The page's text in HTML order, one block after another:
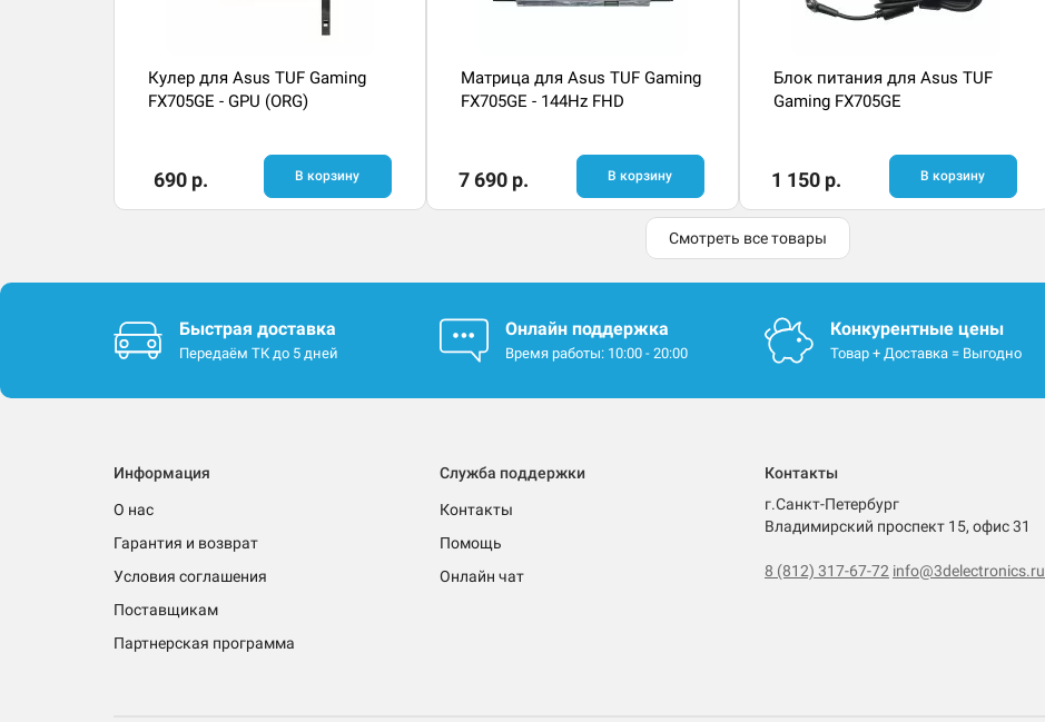
Кулер для Asus TUF Gaming
FX705GE - GPU (ORG)
690 р. В корзину
Матрица для Asus TUF Gaming
FX705GE - 144Hz FHD
7 690 р. В корзину
Блок питания для Asus TUF
Gaming FX705GE
1 150 р. В корзину
Смотреть все товары
Быстрая доставка
Передаём ТК до 5 дней
Онлайн поддержка
Время работы: 10:00 - 20:00
Конкурентные цены
Товар + Доставка = Выгодно
Информация
О нас
Гарантия и возврат
Условия соглашения
Поставщикам
Партнерская программа
Служба поддержки
Контакты
Помощь
Онлайн чат
Контакты
г.Санкт-Петербург
Владимирский проспект 15, офис 31
8 (812) 317-67-72 info@3delectronics.ru